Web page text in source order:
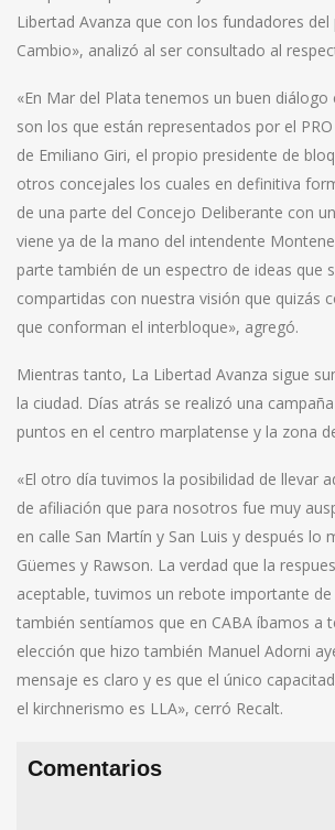
Libertad Avanza que con los fundadores
Cambio», analizó al ser consultado al
«En Mar del Plata tenemos un buen
son los que están representados por el
de Emiliano Giri, el propio presidente de
otros concejales los cuales en definitiva
de una parte del Concejo Deliberante con
viene ya de la mano del intendente
parte también de un espectro de ideas que
compartidas con nuestra visión que quizás
que conforman el interbloque», agregó.
Mientras tanto, La Libertad Avanza sigue
la ciudad. Días atrás se realizó una
puntos en el centro marplatense y la zona
«El otro día tuvimos la posibilidad de llevar
de afiliación que para nosotros fue muy
en calle San Martín y San Luis y después lo
Güemes y Rawson. La verdad que la
aceptable, tuvimos un rebote importante
también sentíamos que en CABA íbamos a
elección que hizo también Manuel Adorni
mensaje es claro y es que el único
el kirchnerismo es LLA», cerró Recalt.
Comentarios